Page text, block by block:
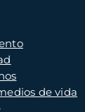
de vida